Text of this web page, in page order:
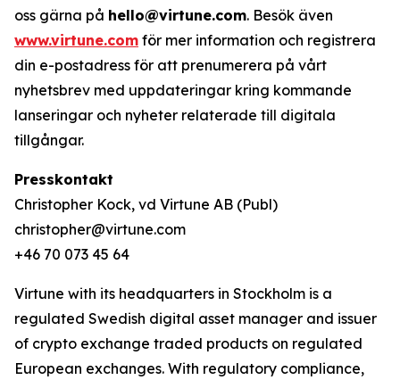
oss gärna på hello@virtune.com. Besök även
www.virtune.com för mer information och registrera
din e-postadress för att prenumerera på vårt
nyhetsbrev med uppdateringar kring kommande
lanseringar och nyheter relaterade till digitala
tillgångar.
Presskontakt
Christopher Kock, vd Virtune AB (Publ)
christopher@virtune.com
+46 70 073 45 64
Virtune with its headquarters in Stockholm is a
regulated Swedish digital asset manager and issuer
of crypto exchange traded products on regulated
European exchanges. With regulatory compliance,